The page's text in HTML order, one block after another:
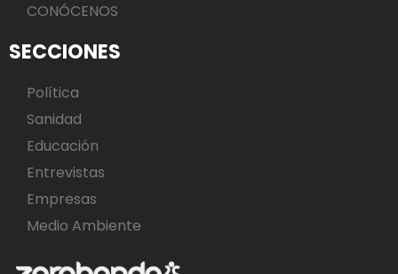
CONÓCENOS
SECCIONES
Política
Sanidad
Educación
Entrevistas
Empresas
Medio Ambiente